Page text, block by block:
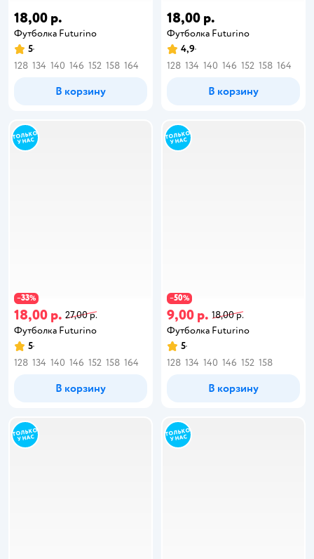
18,00 р.
Футболка Futurino
5
128 134 140 146 152 158 164
В корзину
18,00 р.
Футболка Futurino
4,9
128 134 140 146 152 158 164
В корзину
−33%
18,00 р. 27,00 р.
Футболка Futurino
5
128 134 140 146 152 158 164
В корзину
−50%
9,00 р. 18,00 р.
Футболка Futurino
5
128 134 140 146 152 158
В корзину